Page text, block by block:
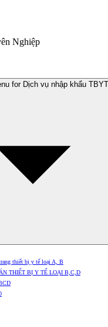
Nghiệp
for Dịch vụ nhập khẩu TBYT
thiết bị y tế loại A, B
THIẾT BỊ Y TẾ LOẠI B,C,D